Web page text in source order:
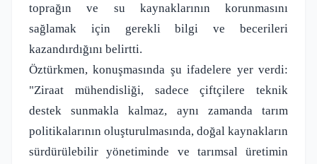
toprağın ve su kaynaklarının korunmasını
sağlamak için gerekli bilgi ve becerileri
kazandırdığını belirtti.
Öztürkmen, konuşmasında şu ifadelere yer verdi:
"Ziraat mühendisliği, sadece çiftçilere teknik
destek sunmakla kalmaz, aynı zamanda tarım
politikalarının oluşturulmasında, doğal kaynakların
sürdürülebilir yönetiminde ve tarımsal üretimin